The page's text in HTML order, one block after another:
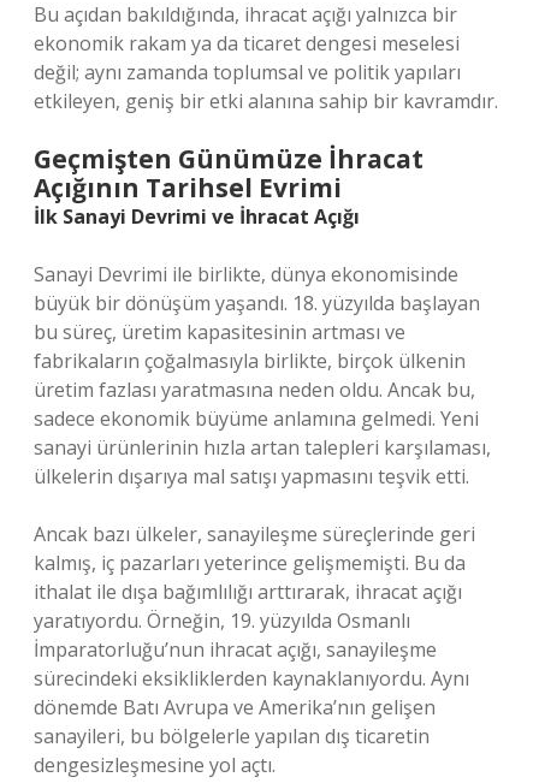
Bu açıdan bakıldığında, ihracat açığı yalnızca bir
ekonomik rakam ya da ticaret dengesi meselesi
değil; aynı zamanda toplumsal ve politik yapıları
etkileyen, geniş bir etki alanına sahip bir kavramdır.
Geçmişten Günümüze İhracat
Açığının Tarihsel Evrimi
İlk Sanayi Devrimi ve İhracat Açığı
Sanayi Devrimi ile birlikte, dünya ekonomisinde
büyük bir dönüşüm yaşandı. 18. yüzyılda başlayan
bu süreç, üretim kapasitesinin artması ve
fabrikaların çoğalmasıyla birlikte, birçok ülkenin
üretim fazlası yaratmasına neden oldu. Ancak bu,
sadece ekonomik büyüme anlamına gelmedi. Yeni
sanayi ürünlerinin hızla artan talepleri karşılaması,
ülkelerin dışarıya mal satışı yapmasını teşvik etti.
Ancak bazı ülkeler, sanayileşme süreçlerinde geri
kalmış, iç pazarları yeterince gelişmemişti. Bu da
ithalat ile dışa bağımlılığı arttırarak, ihracat açığı
yaratıyordu. Örneğin, 19. yüzyılda Osmanlı
İmparatorluğu’nun ihracat açığı, sanayileşme
sürecindeki eksikliklerden kaynaklanıyordu. Aynı
dönemde Batı Avrupa ve Amerika’nın gelişen
sanayileri, bu bölgelerle yapılan dış ticaretin
dengesizleşmesine yol açtı.